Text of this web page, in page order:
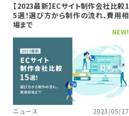
【2023最新】ECサイト制作会社比較1
5選！選び方から制作の流れ、費用相
場まで
NEW!
ニュース 2023/05/27